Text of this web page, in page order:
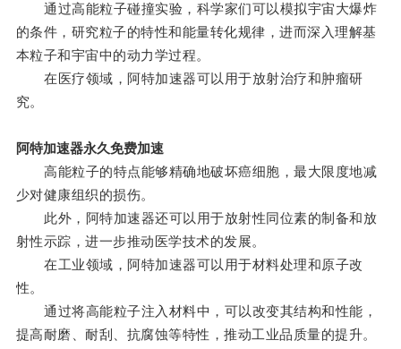
通过高能粒子碰撞实验，科学家们可以模拟宇宙大爆炸
的条件，研究粒子的特性和能量转化规律，进而深入理解基
本粒子和宇宙中的动力学过程。
在医疗领域，阿特加速器可以用于放射治疗和肿瘤研
究。
阿特加速器永久免费加速
高能粒子的特点能够精确地破坏癌细胞，最大限度地减
少对健康组织的损伤。
此外，阿特加速器还可以用于放射性同位素的制备和放
射性示踪，进一步推动医学技术的发展。
在工业领域，阿特加速器可以用于材料处理和原子改
性。
通过将高能粒子注入材料中，可以改变其结构和性能，
提高耐磨、耐刮、抗腐蚀等特性，推动工业品质量的提升。